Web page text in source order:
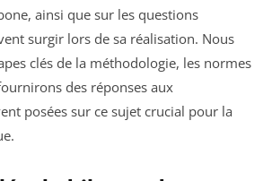
ainsi que sur les questions
surgir lors de sa réalisation. Nous
clés de la méthodologie, les normes
des réponses aux
posées sur ce sujet crucial pour la